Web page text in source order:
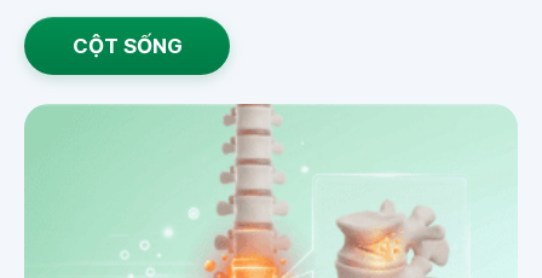
CỘT SỐNG